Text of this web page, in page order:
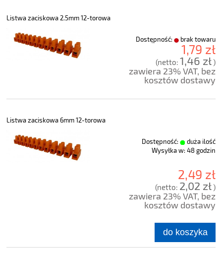
Listwa zaciskowa 2.5mm 12-torowa
Dostępność: brak towaru
1,79 zł
(netto: 1,46 zł)
zawiera 23% VAT, bez
kosztów dostawy
Listwa zaciskowa 6mm 12-torowa
Dostępność:
duża ilość
Wysyłka w: 48 godzin
2,49 zł
(netto: 2,02 zł)
zawiera 23% VAT, bez
kosztów dostawy
do koszyka